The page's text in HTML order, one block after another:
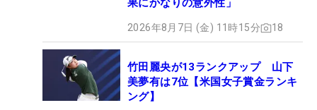
果にかなりの意外性」
2026年8月7日 (金) 11時15分 18
竹田麗央が13ランクアップ 山下
美夢有は7位【米国女子賞金ランキ
ング】